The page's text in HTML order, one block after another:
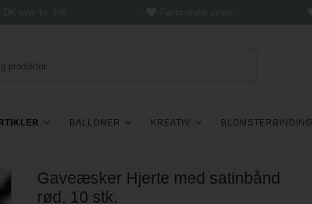
BALLONER KREATIV BLOMSTERBINDING
Gaveæsker Hjerte med satinbånd
rød, 10 stk.